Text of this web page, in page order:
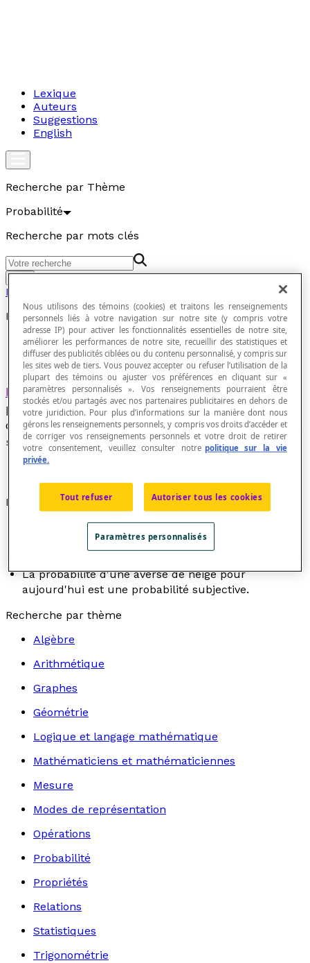
Lexique
Auteurs
Suggestions
English
Recherche par Thème
Probabilité
Recherche par mots clés
Probabilité
Probabilité subjective
Probabilité estimée à partir de l'expérience
personnelle de celui qui évalue ou d'un
organisme qui possède quelques renseignements
sur l'objet de l'étude.
Exemples
Le choix d'une équipe gagnante dans une
compétition sportive est basé sur une probabilité
La probabilité d'une averse de neige pour
aujourd'hui est une probabilité subjective.
Recherche par thème
Algèbre
Arithmétique
Graphes
Géométrie
Logique et langage mathématique
Mathématiciens et mathématiciennes
Mesure
Modes de représentation
Opérations
Probabilité
Propriétés
Relations
Statistiques
Trigonométrie
Nous utilisons des témoins (cookies) et traitons les renseignements
personnels liés à votre navigation sur notre site (y compris votre
adresse IP) pour activer les fonctionnalités essentielles de notre site,
améliorer les performances de notre site, recueillir des statistiques et
diffuser des publicités ciblées ou du contenu personnalisé, y compris sur
les sites web de tiers. Vous pouvez accepter ou refuser l’utilisation de la
plupart des témoins ou ajuster vos préférences en cliquant sur «
paramètres personnalisés ». Vos renseignements pourraient être
stockés et/ou partagés avec nos partenaires publicitaires en dehors de
votre juridiction. Pour plus d’informations sur la manière dont nous
gérons les renseignements personnels, y compris vos droits d’accéder et
de corriger vos renseignements personnels et votre droit de retirer
votre consentement, veuillez consulter notre politique sur la vie
privée.
Tout refuser Autoriser tous les cookies
Paramètres personnalisés